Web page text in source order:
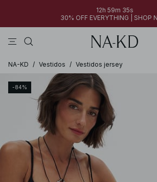
12h 59m 35s
30% OFF EVERYTHING | SHOP
NA-KD / Vestidos / Vestidos jersey
-84%